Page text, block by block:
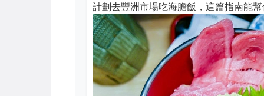
計劃去豐洲市場吃海膽飯，這篇指南能